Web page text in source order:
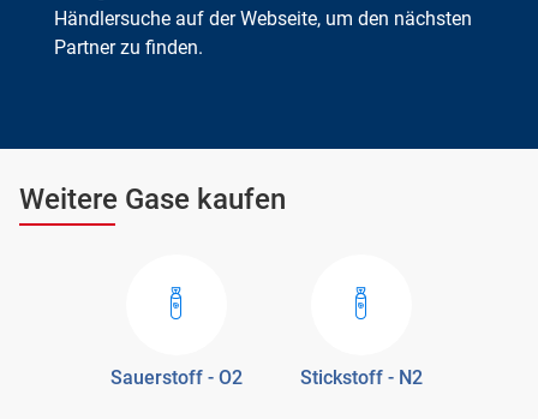
Händlersuche auf der Webseite, um den nächsten
Partner zu finden.
Weitere Gase kaufen
Sauerstoff - O2 Stickstoff - N2